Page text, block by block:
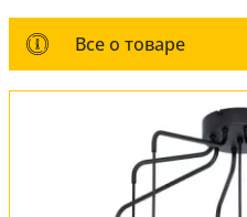
Все о товаре
Все о товаре
Комплект
Вся коллекция